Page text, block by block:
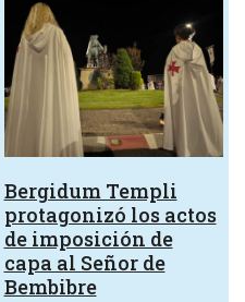
Bergidum Templi
protagonizó los actos
de imposición de
capa al Señor de
Bembibre